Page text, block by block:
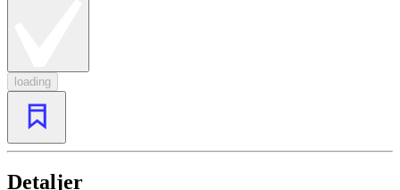
loading
Detaljer